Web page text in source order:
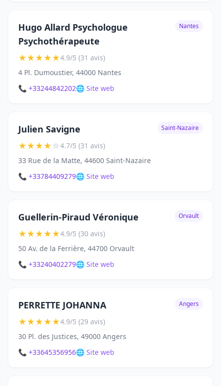
Hugo Allard Psychologue
Psychothérapeute
Nantes
★★★★★4.9/5 (31 avis)
4 Pl. Dumoustier, 44000 Nantes
📞 +33244842202🌐 Site web
Julien Savigne Saint-Nazaire
★★★★☆4.7/5 (31 avis)
33 Rue de la Matte, 44600 Saint-Nazaire
📞 +33784409279🌐 Site web
Guellerin-Piraud Véronique Orvault
★★★★★4.9/5 (30 avis)
50 Av. de la Ferrière, 44700 Orvault
📞 +33240402279🌐 Site web
PERRETTE JOHANNA Angers
★★★★★4.9/5 (29 avis)
30 Pl. des Justices, 49000 Angers
📞 +33645356956🌐 Site web